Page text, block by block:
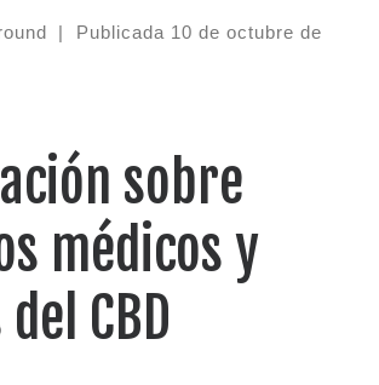
| Publicada 10 de octubre de
sobre
médicos y
CBD